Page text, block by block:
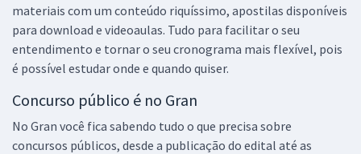
materiais com um conteúdo riquíssimo, apostilas disponíveis
para download e videoaulas. Tudo para facilitar o seu
entendimento e tornar o seu cronograma mais flexível, pois
é possível estudar onde e quando quiser.
Concurso público é no Gran
No Gran você fica sabendo tudo o que precisa sobre
concursos públicos, desde a publicação do edital até as